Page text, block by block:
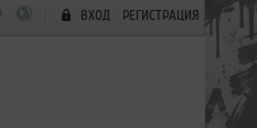
ВХОД РЕГИСТРАЦИЯ